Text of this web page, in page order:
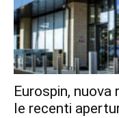
Eurospin, nuova
le recenti